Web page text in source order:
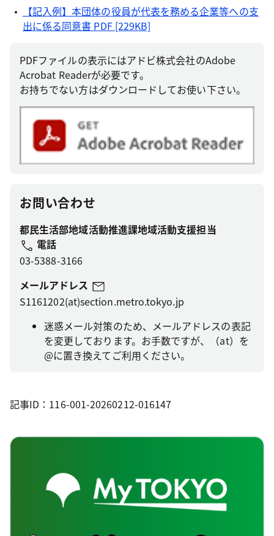
【記入例】本団体の役員が代表を務める企業等への支
出に係る同意書 PDF [229KB]
PDFファイルの表示にはアドビ株式会社のAdobe
Acrobat Readerが必要です。
お持ちでない方はダウンロードしてお使い下さい。
お問い合わせ
都民生活部地域活動推進課地域活動支援担当
電話
03-5388-3166
メールアドレス
S1161202(at)section.metro.tokyo.jp
迷惑メール対策のため、メールアドレスの表記
を変更しております。お手数ですが、（at）を
@に置き換えてご利用ください。
記事ID：116-001-20260212-016147